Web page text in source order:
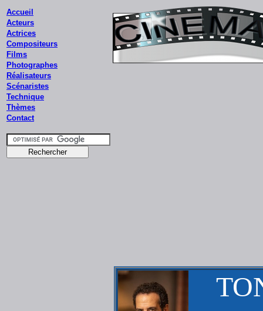
Accueil
Acteurs
Actrices
Compositeurs
Films
Photographes
Réalisateurs
Scénaristes
Technique
Thèmes
Contact